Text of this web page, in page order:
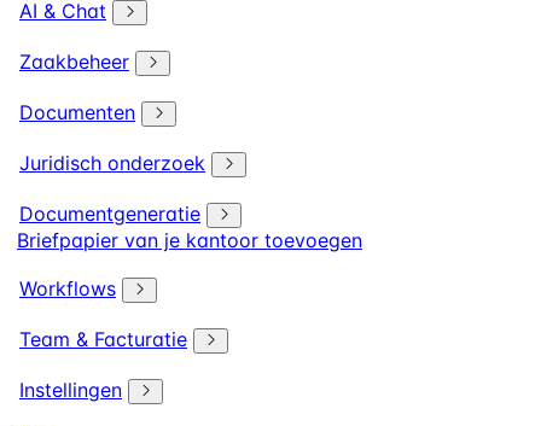
AI & Chat
Zaakbeheer
Documenten
Juridisch onderzoek
Documentgeneratie
Briefpapier van je kantoor toevoegen
Workflows
Team & Facturatie
Instellingen